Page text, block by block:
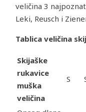
veličina 3
Leki, Reusch i
Tablica veličina
Skijaške
rukavice
muška
veličina
S